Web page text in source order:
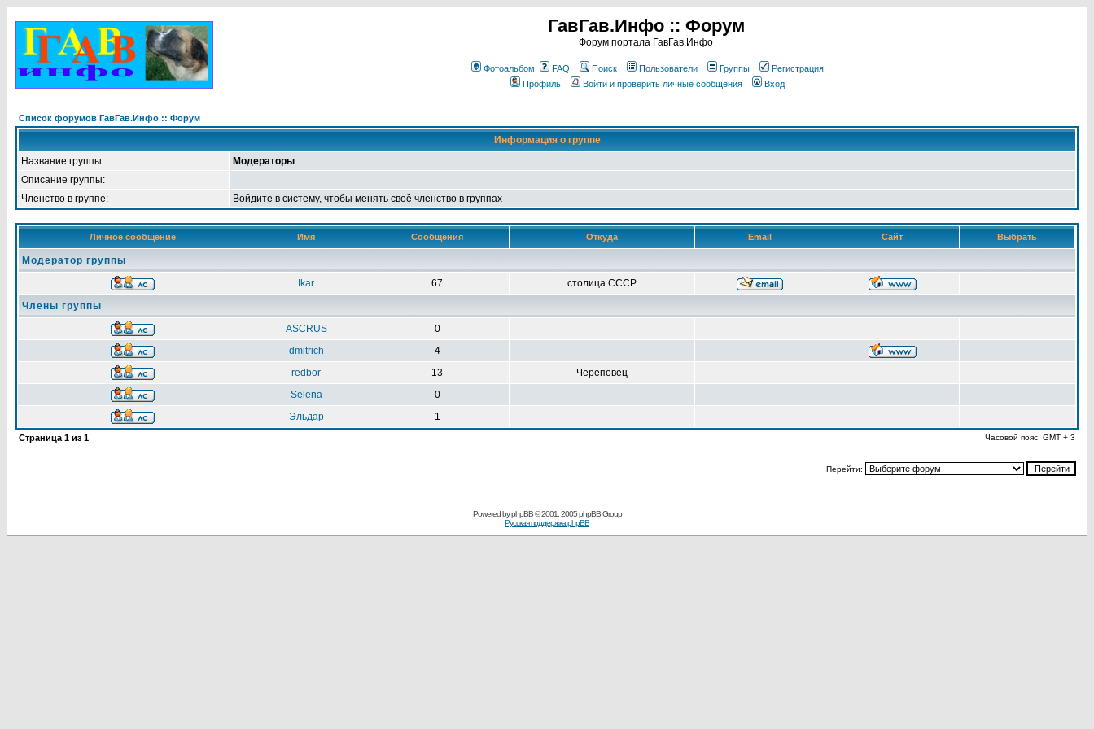
ГавГав.Инфо :: Форум
Форум портала ГавГав.Инфо
Фотоальбом FAQ Поиск Пользователи Группы
Регистрация
Профиль
Войти и проверить личные сообщения Вход
Список форумов ГавГав.Инфо :: Форум
Информация о группе
Название группы:
Модераторы
Описание группы:
Членство в группе:
Войдите в систему, чтобы менять своё членство в группах
Личное сообщение Имя Сообщения Откуда Email Сайт Выбрать
Модератор группы
Ikar
67
столица СССР
Члены группы
ASCRUS
0
dmitrich
4
redbor
13
Череповец
Selena
0
Эльдар
1
Страница 1 из 1 Часовой пояс: GMT + 3
Перейти:
Powered byphpBB© 2001, 2005 phpBB Group
Русская поддержка phpBB